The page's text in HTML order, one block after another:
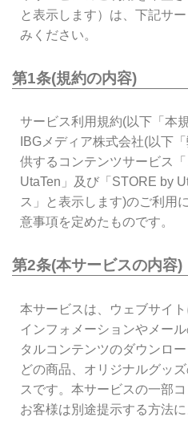
と表示します）は、下記サ
みください。
第1条(規約の内容)
サービス利用規約(以下「本
IBGメディア株式会社(以下
供するコンテンツサービス
UtaTen」及び「STORE by
ス」と表示します)のご利用
意事項を定めたものです。
第2条(本サービスの内容)
本サービスは、ウェブサイ
インフォメーションやメー
タルコンテンツのダウンロ
どの商品、オリジナルグッ
スです。本サービスの一部
お客様は別途提示する方法